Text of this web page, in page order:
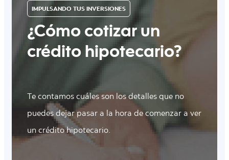
IMPULSANDO TUS INVERSIONES
¿Cómo cotizar un
crédito hipotecario?
Te contamos cuáles son los detalles que no
puedes dejar pasar a la hora de comenzar a ver
un crédito hipotecario.